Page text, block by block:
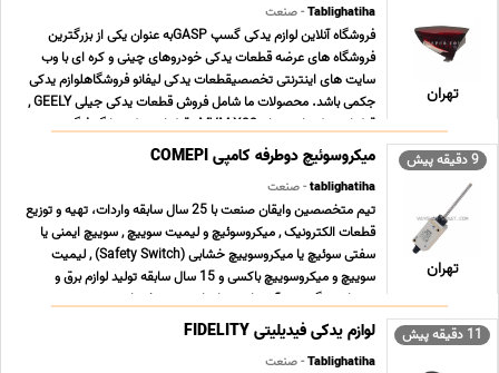
تهران
Tablighatiha- صنعت
فروشگاه آنلاین لوازم یدکی گسپ GASPبه عنوان یکی از بزرگترین
فروشگاه های عرضه قطعات یدکی خودروهای چینی و کره ای با وب
سایت های اینترنتی تخصصیقطعات یدکی لیفانو فروشگاهلوازم یدکی
جکمی باشد. محصولات ما شامل فروش قطعات یدکی جیلی GEELY ,
قطعات یدکی ام وی ام MVM X33 , قطعات یدکی دانگ فنگ ... ...
9 دقیقه پیش
تهران
میکروسوئیچ دوطرفه کامپی COMEPI
tablighatiha- صنعت
تیم متخصصین وایقان صنعت با 25 سال سابقه واردات، تهیه و توزیع
قطعات الکترونیک , میکروسوئیچ و لیمیت سوییچ , سوییچ ایمنی یا
سفتی سوئیچ یا میکروسوییچ خشابی (Safety Switch) , لیمیت
سوییچ و میکروسوییچ باکسی و 15 سال سابقه تولید لوازم برق و
روشنایی ، گرد هم آمده است تا جامع ترین خدمات ت ... ...
11 دقیقه پیش لوازم یدکی فیدیلیتی FIDELITY
Tablighatiha- صنعت